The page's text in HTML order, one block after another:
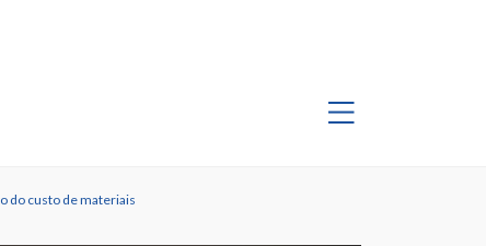
do custo de materiais